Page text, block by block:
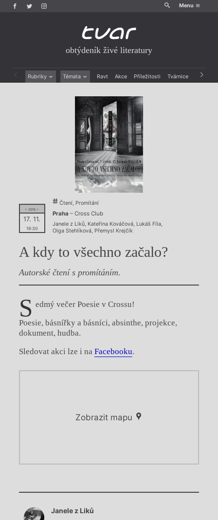
Menu
obtýdeník živé literatury
Rubriky Témata Ravt Akce Příležitosti Tvárnice Archiv
Historie kolonialismu
= 2016 =
17. 11.
19:30
Čtení, Promítání
Praha – Cross Club
Janele z Liků, Kateřina Kováčová, Lukáš Fíla,
Olga Stehlíková, Přemysl Krejčík
A kdy to všechno začalo?
Autorské čtení s promítáním.
S edmý večer Poesie v Crossu!
Poesie, básnířky a básníci, absinthe, projekce,
dokument, hudba.
Sledovat akci lze i na Facebooku.
Zobrazit mapu
Načítá se.
Chviličku.
Načítá se.
Janele z Liků